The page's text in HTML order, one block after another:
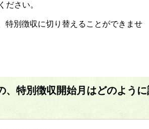
ださい。
別徴収に切り替えることができませ
、特別徴収開始月はどのよう